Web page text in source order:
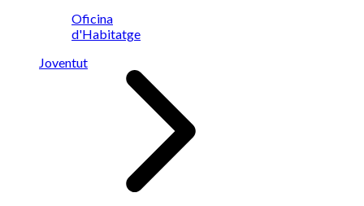
Oficina
d'Habitatge
Joventut